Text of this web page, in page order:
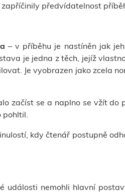
předvídatelnost
– v příběhu je nastíněn jak
je jedna z těch, jejíž
Je vyobrazen jako zcela
začíst se a naplno se vžít do
pohltil.
kdy čtenář postupně
události nemohli hlavní